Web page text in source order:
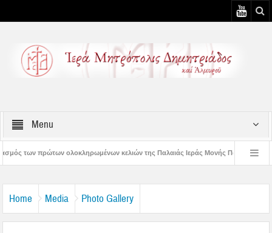
Menu
κελιών της Παλαιάς Ιεράς Μονής Παναγίας Κάτω Ξενιάς
Home Media Photo Gallery